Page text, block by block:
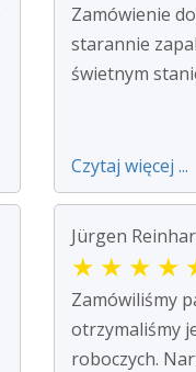
Zamówienie
starannie
świetnym
Czytaj więcej ...
Jürgen
★ ★ ★ ★
Zamówiliśmy
otrzymaliśmy
roboczych.